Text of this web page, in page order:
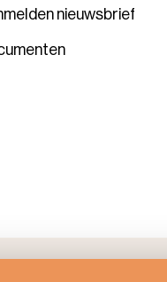
nieuwsbrief